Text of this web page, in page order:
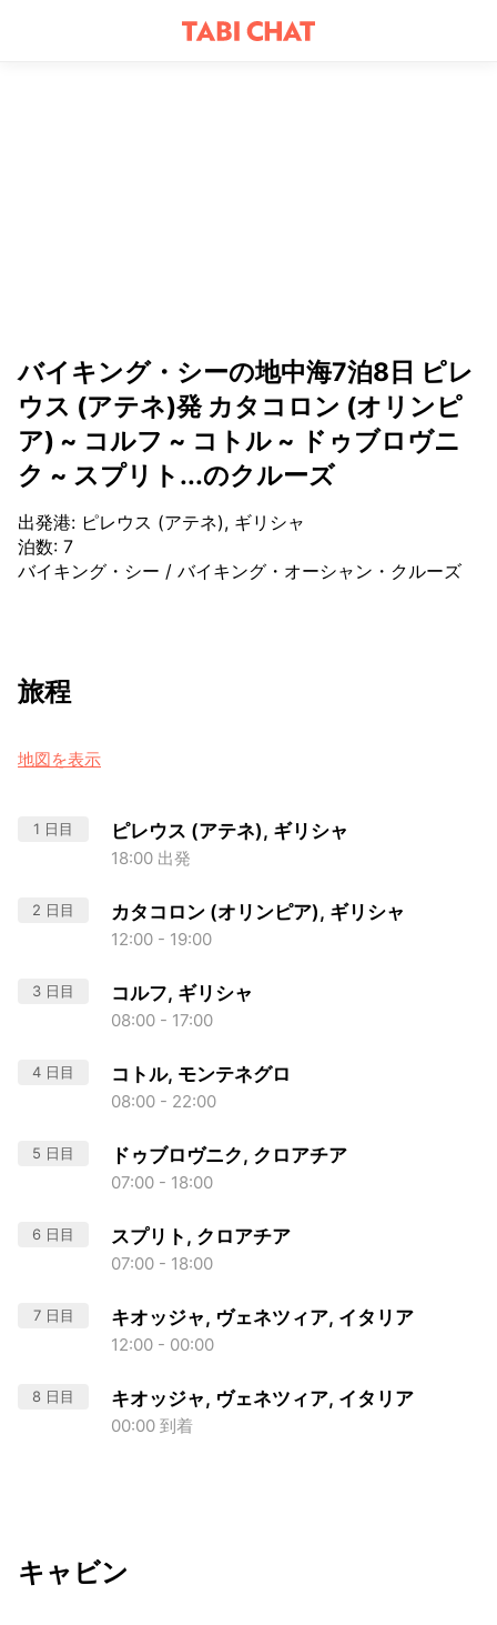
バイキング・シーの地中海7泊8日 ピレ
ウス (アテネ)発 カタコロン (オリンピ
ア) ~ コルフ ~ コトル ~ ドゥブロヴニ
ク ~ スプリト...のクルーズ
出発港: ピレウス (アテネ), ギリシャ
泊数: 7
バイキング・シー / バイキング・オーシャン・クルーズ
旅程
地図を表示
1 日目 ピレウス (アテネ), ギリシャ
18:00 出発
2 日目 カタコロン (オリンピア), ギリシャ
12:00 - 19:00
3 日目 コルフ, ギリシャ
08:00 - 17:00
4 日目 コトル, モンテネグロ
08:00 - 22:00
5 日目 ドゥブロヴニク, クロアチア
07:00 - 18:00
6 日目 スプリト, クロアチア
07:00 - 18:00
7 日目 キオッジャ, ヴェネツィア, イタリア
12:00 - 00:00
8 日目 キオッジャ, ヴェネツィア, イタリア
00:00 到着
キャビン